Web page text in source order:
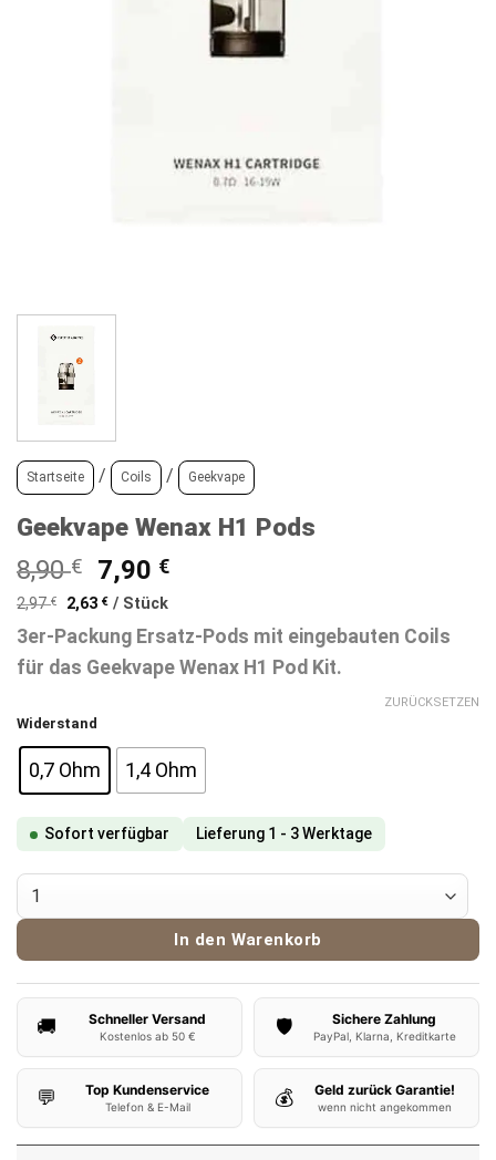
Startseite / Coils / Geekvape
Geekvape Wenax H1 Pods
8,90€
Ursprünglicher
Preis
war:
8,90 €
7,90 €Aktueller
ist:
7,90 €.
2,97€ 2,63€ / Stück
3er-Packung Ersatz-Pods mit eingebauten Coils
für das Geekvape Wenax H1 Pod Kit.
Widerstand
0,7 Ohm 1,4 Ohm
ZURÜCKSETZEN
Sofort verfügbar Lieferung 1 - 3 Werktage
Geekvape Wenax H1 Pods Menge
In den Warenkorb
🚚 Schneller Versand
Kostenlos ab 50 € 🛡️ Sichere Zahlung
PayPal, Klarna, Kreditkarte
💬 Top Kundenservice
Telefon & E-Mail 💰 Geld zurück Garantie!
wenn nicht angekommen